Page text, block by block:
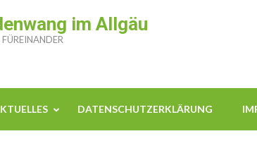
im Allgäu
DATENSCHUTZERKLÄRUNG